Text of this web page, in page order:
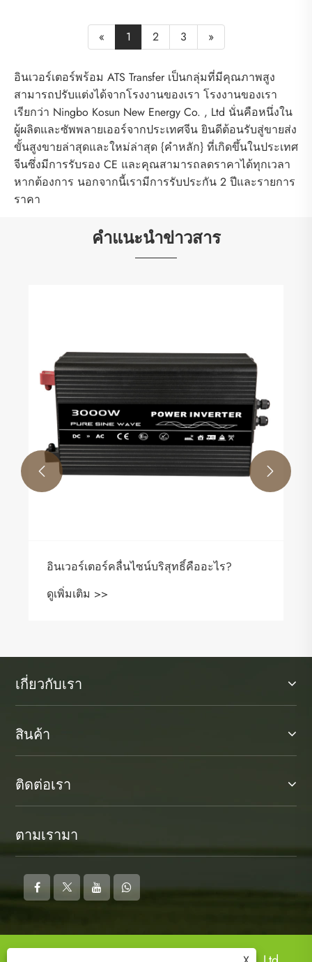
« 1 2 3 »
อินเวอร์เตอร์พร้อม ATS Transfer เป็นกลุ่มที่มีคุณภาพสูง
สามารถปรับแต่งได้จากโรงงานของเรา โรงงานของเรา
เรียกว่า Ningbo Kosun New Energy Co. , Ltd นั่นคือหนึ่งใน
ผู้ผลิตและซัพพลายเออร์จากประเทศจีน ยินดีต้อนรับสู่ขายส่ง
ขั้นสูงขายล่าสุดและใหม่ล่าสุด {คำหลัก} ที่เกิดขึ้นในประเทศ
จีนซึ่งมีการรับรอง CE และคุณสามารถลดราคาได้ทุกเวลา
หากต้องการ นอกจากนี้เรามีการรับประกัน 2 ปีและรายการ
ราคา
คำแนะนำข่าวสาร
อินเวอร์เตอร์คลื่นไซน์บริสุทธิ์คืออะไร?
ดูเพิ่มเติม >>
 
เกี่ยวกับเรา
สินค้า
ติดต่อเรา
ตามเรามา